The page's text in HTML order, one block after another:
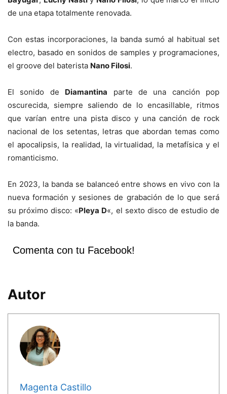
de una etapa totalmente renovada.
Con estas incorporaciones, la banda sumó al habitual set
electro, basado en sonidos de samples y programaciones,
el groove del baterista Nano Filosi.
El sonido de Diamantina parte de una canción pop
oscurecida, siempre saliendo de lo encasillable, ritmos
que varían entre una pista disco y una canción de rock
nacional de los setentas, letras que abordan temas como
el apocalipsis, la realidad, la virtualidad, la metafísica y el
romanticismo.
En 2023, la banda se balanceó entre shows en vivo con la
nueva formación y sesiones de grabación de lo que será
su próximo disco: «Pleya D«, el sexto disco de estudio de
la banda.
Comenta con tu Facebook!
Autor
Magenta Castillo